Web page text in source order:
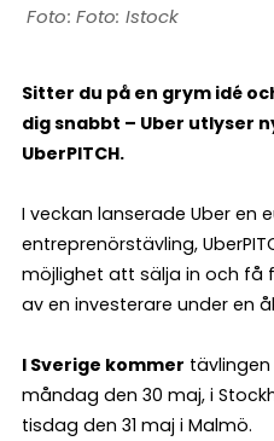
Foto: Istock
Sitter du på en grym idé
dig snabbt – Uber utlyser
UberPITCH.
I veckan lanserade Uber en
entreprenörstävling,
möjlighet att sälja in och få
av en investerare under en
I Sverige kommer
måndag den 30 maj, i
tisdag den 31 maj i Malmö.